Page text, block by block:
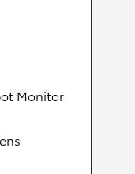
Monitor